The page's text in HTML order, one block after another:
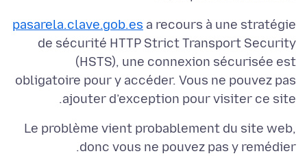
pasarela.clave.gob.es a recours à une stratégie
de sécurité HTTP Strict Transport Security
(HSTS), une connexion sécurisée est
obligatoire pour y accéder. Vous ne pouvez pas
ajouter d’exception pour visiter ce site.
Le problème vient probablement du site web,
donc vous ne pouvez pas y remédier.